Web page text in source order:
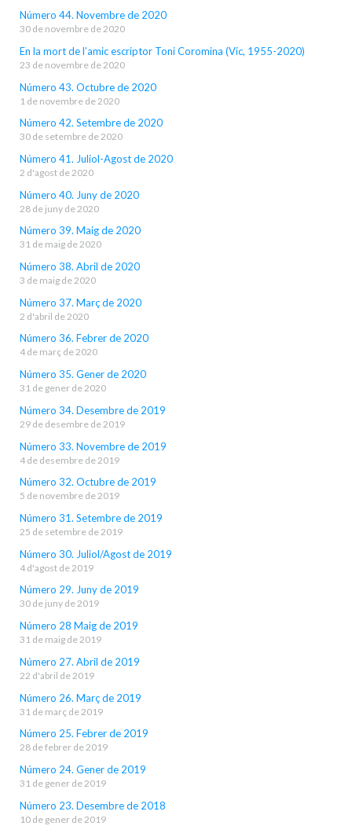
Número 44. Novembre de 2020
30 de novembre de 2020
En la mort de l’amic escriptor Toni Coromina (Vic, 1955-2020)
23 de novembre de 2020
Número 43. Octubre de 2020
1 de novembre de 2020
Número 42. Setembre de 2020
30 de setembre de 2020
Número 41. Juliol-Agost de 2020
2 d'agost de 2020
Número 40. Juny de 2020
28 de juny de 2020
Número 39. Maig de 2020
31 de maig de 2020
Número 38. Abril de 2020
3 de maig de 2020
Número 37. Març de 2020
2 d'abril de 2020
Número 36. Febrer de 2020
4 de març de 2020
Número 35. Gener de 2020
31 de gener de 2020
Número 34. Desembre de 2019
29 de desembre de 2019
Número 33. Novembre de 2019
4 de desembre de 2019
Número 32. Octubre de 2019
5 de novembre de 2019
Número 31. Setembre de 2019
25 de setembre de 2019
Número 30. Juliol/Agost de 2019
4 d'agost de 2019
Número 29. Juny de 2019
30 de juny de 2019
Número 28 Maig de 2019
31 de maig de 2019
Número 27. Abril de 2019
22 d'abril de 2019
Número 26. Març de 2019
31 de març de 2019
Número 25. Febrer de 2019
28 de febrer de 2019
Número 24. Gener de 2019
31 de gener de 2019
Número 23. Desembre de 2018
10 de gener de 2019